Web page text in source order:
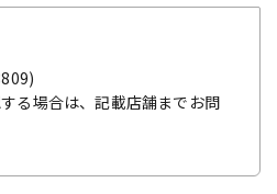
る場合は、記載店舗までお問